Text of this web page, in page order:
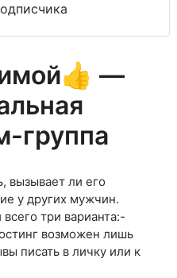
—
группа
вызывает ли его
у других мужчин.
три варианта:-
возможен лишь
писать в личку или к